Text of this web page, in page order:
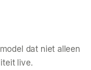
dat niet alleen
live.